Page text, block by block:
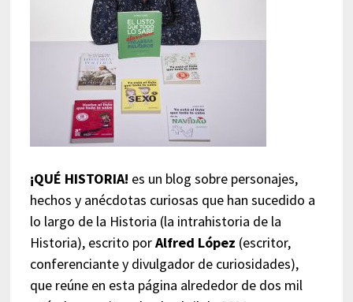
¡QUÉ HISTORIA! es un blog sobre personajes,
hechos y anécdotas curiosas que han sucedido a
lo largo de la Historia (la intrahistoria de la
Historia), escrito porAlfred López (escritor,
conferenciante y divulgador de curiosidades),
que reúne en esta página alrededor de dos mil